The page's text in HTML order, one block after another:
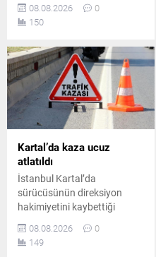
kararı verildi. Düzenlenen
operasyonda 8 şüpheli
şüphelilerin yakalanması için
çalışmalar sürüyor.
08.08.2026
0
150
Kartal’da kaza ucuz
atlatıldı
İstanbul Kartal’da
sürücüsünün direksiyon
hakimiyetini kaybettiği
otomobilin park halindeki üç
araca çarpmasıyla meydana
gelen kazada iki kişi
08.08.2026
0
149